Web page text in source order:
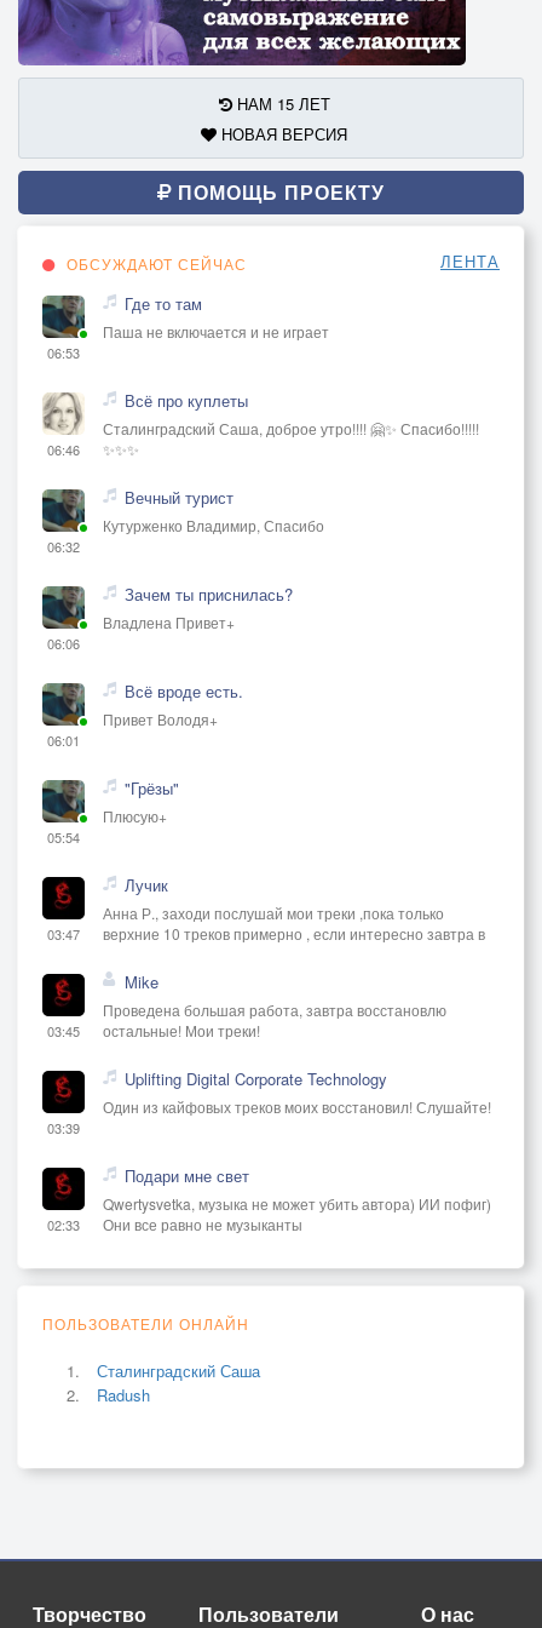
НАМ 15 ЛЕТ
НОВАЯ ВЕРСИЯ
ПОМОЩЬ ПРОЕКТУ
ОБСУЖДАЮТ СЕЙЧАС ЛЕНТА
06:53
Где то там
Паша не включается и не играет
06:46
Всё про куплеты
Сталинградский Саша, доброе утро!!!! 🤗✨ Спасибо!!!!!
✨✨✨
06:32
Вечный турист
Кутурженко Владимир, Спасибо
06:06
Зачем ты приснилась?
Владлена Привет+
06:01
Всё вроде есть.
Привет Володя+
05:54
"Грёзы"
Плюсую+
03:47
Лучик
Анна Р., заходи послушай мои треки ,пока только
верхние 10 треков примерно , если интересно завтра в
03:45
Mike
Проведена большая работа, завтра восстановлю
остальные! Мои треки!
03:39
Uplifting Digital Corporate Technology
Один из кайфовых треков моих восстановил! Слушайте!
02:33
Подари мне свет
Qwertysvetka, музыка не может убить автора) ИИ пофиг)
Они все равно не музыканты
ПОЛЬЗОВАТЕЛИ ОНЛАЙН
Сталинградский Саша
Radush
Творчество Пользователи О нас